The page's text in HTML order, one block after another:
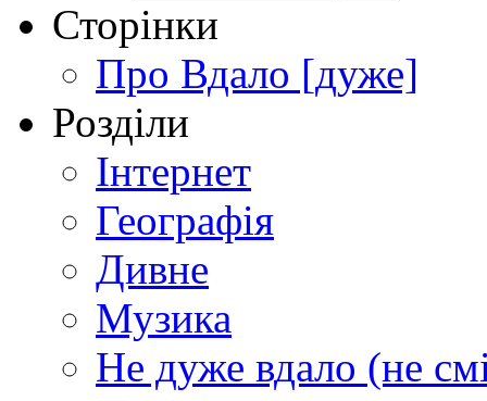
Сторінки
Про Вдало [дуже]
Розділи
Інтернет
Географія
Дивне
Музика
Не дуже вдало (не